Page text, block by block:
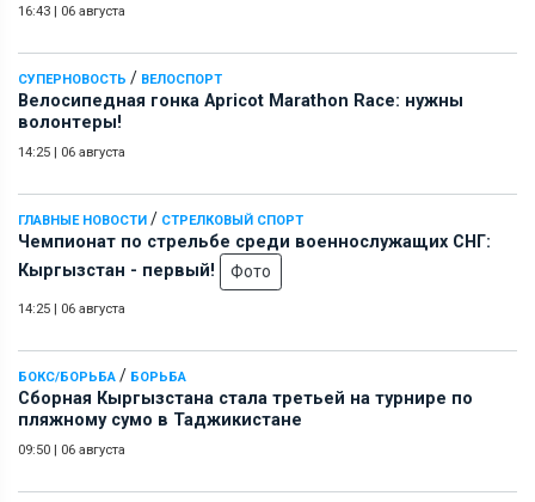
16:43 | 06 августа
СУПЕРНОВОСТЬ / ВЕЛОСПОРТ
Велосипедная гонка Apricot Marathon Race: нужны
волонтеры!
14:25 | 06 августа
ГЛАВНЫЕ НОВОСТИ / СТРЕЛКОВЫЙ СПОРТ
Чемпионат по стрельбе среди военнослужащих СНГ:
Кыргызстан - первый!
Фото
14:25 | 06 августа
БОКС/БОРЬБА / БОРЬБА
Сборная Кыргызстана стала третьей на турнире по
пляжному сумо в Таджикистане
09:50 | 06 августа